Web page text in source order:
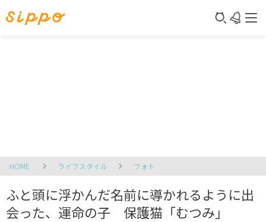
HOME ライフスタイル フォト
ふと頭に浮かんだ名前に導かれるように出
会った、運命の子 保護猫「むつみ」